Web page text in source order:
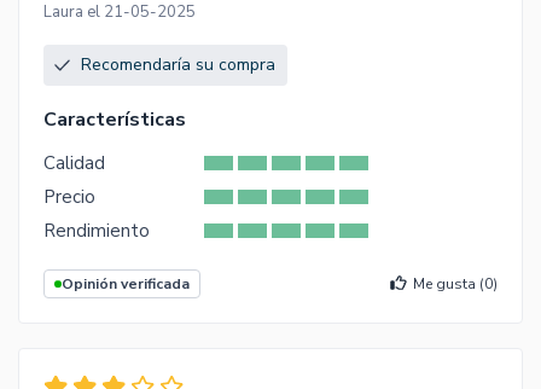
Laura el 21-05-2025
Recomendaría su compra
Características
Calidad
Precio
Rendimiento
Opinión verificada Me gusta (0)